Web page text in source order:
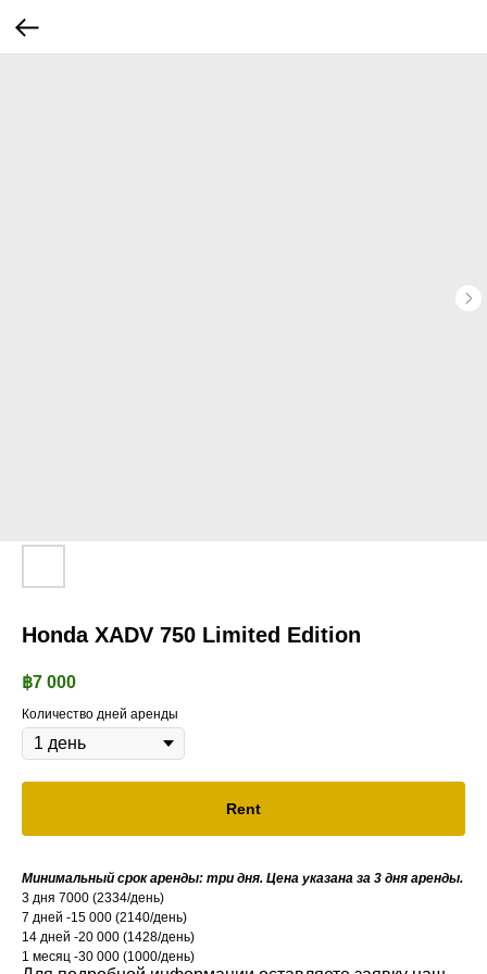
Honda XADV 750 Limited Edition
฿7 000
Количество дней аренды
Rent
Минимальный срок аренды: три дня. Цена указана за 3 дня аренды.
3 дня 7000 (2334/день)
7 дней -15 000 (2140/день)
14 дней -20 000 (1428/день)
1 месяц -30 000 (1000/день)